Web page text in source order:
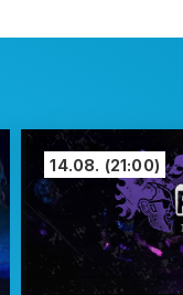
14.08. (21:00)